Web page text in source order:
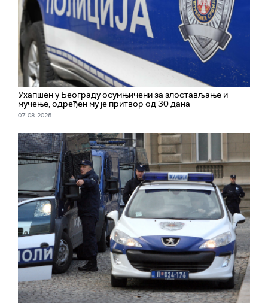
Ухапшен у Београду осумњичени за злостављање и
мучење, одређен му је притвор од 30 дана
07. 08. 2026.